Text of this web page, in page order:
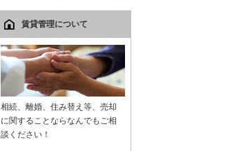
賃貸管理について
相続、離婚、住み替え等、売却
に関することならなんでもご相
談ください！